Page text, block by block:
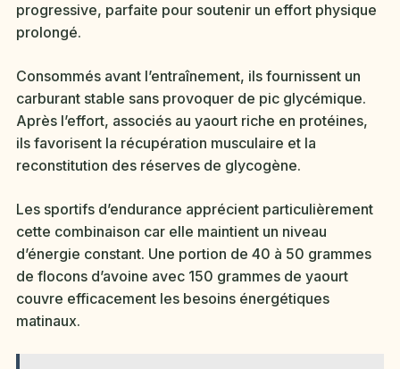
progressive, parfaite pour soutenir un effort physique
prolongé.
Consommés avant l’entraînement, ils fournissent un
carburant stable sans provoquer de pic glycémique.
Après l’effort, associés au yaourt riche en protéines,
ils favorisent la récupération musculaire et la
reconstitution des réserves de glycogène.
Les sportifs d’endurance apprécient particulièrement
cette combinaison car elle maintient un niveau
d’énergie constant. Une portion de 40 à 50 grammes
de flocons d’avoine avec 150 grammes de yaourt
couvre efficacement les besoins énergétiques
matinaux.